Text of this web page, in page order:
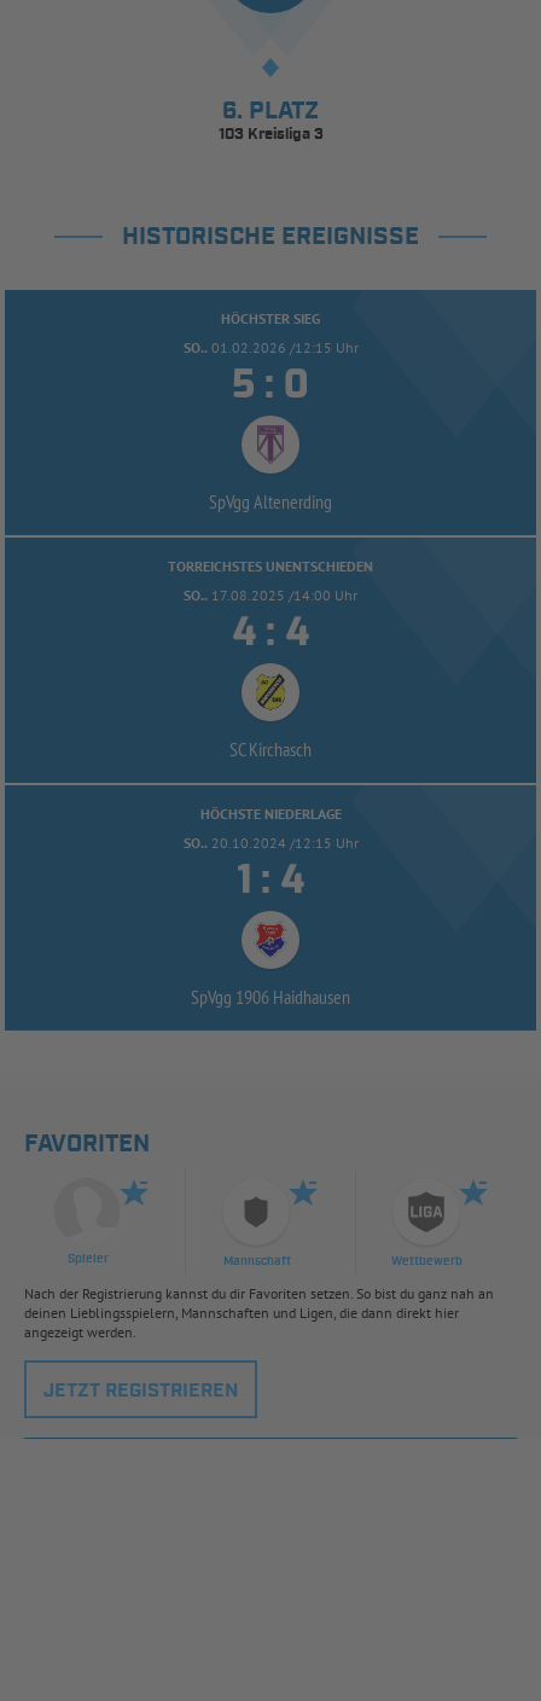
6. PLATZ
103 Kreisliga 3
HISTORISCHE EREIGNISSE
HÖCHSTER SIEG
SO.. 01.02.2026 /12:15 Uhr
 : 
SpVgg Altenerding
TORREICHSTES UNENTSCHIEDEN
SO.. 17.08.2025 /14:00 Uhr
 : 
SC Kirchasch
HÖCHSTE NIEDERLAGE
SO.. 20.10.2024 /12:15 Uhr
 : 
SpVgg 1906 Haidhausen
FAVORITEN
Spieler Mannschaft Wettbewerb
Nach der Registrierung kannst du dir Favoriten setzen. So bist du ganz nah an
deinen Lieblingsspielern, Mannschaften und Ligen, die dann direkt hier
angezeigt werden.
JETZT REGISTRIEREN